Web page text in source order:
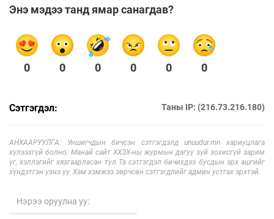
Энэ мэдээ танд ямар санагдав?
0 0 0 0 0 0
Сэтгэгдэл: Таны IP: (216.73.216.180)
АНХААРУУЛГА: Уншигчдын бичсэн сэтгэгдэлд unuudur.mn хариуцлага
хүлээхгүй болно. Манай сайт ХХЗХ-ны журмын дагуу зүй зохисгүй зарим
үг, хэллэгийг хязгаарласан тул Та сэтгэгдэл бичихдээ бусдын эрх ашгийг
хүндэтгэн үзнэ үү. Хэм хэмжээ зөрчсөн сэтгэгдлийг админ устгах эрхтэй.